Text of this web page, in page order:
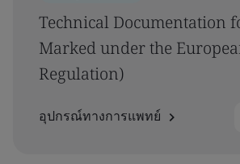
Technical Documentation
Marked under the
Regulation)
อุปกรณ์ทางการแพทย์